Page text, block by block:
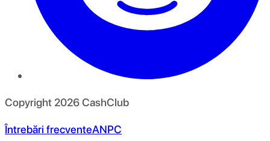
Copyright 2026CashClub
Întrebări frecventeANPC